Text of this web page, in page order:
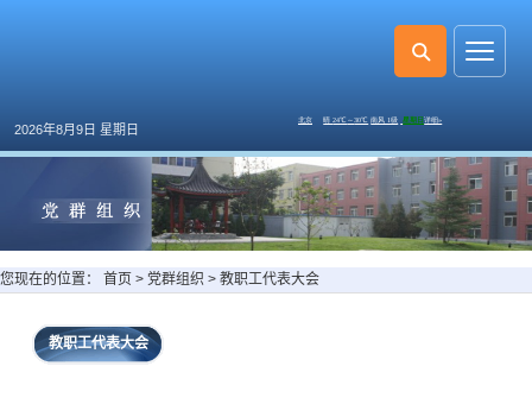
2026年8月9日 星期日
您现在的位置： 首页 > 党群组织 > 教职工代表大会
教职工代表大会